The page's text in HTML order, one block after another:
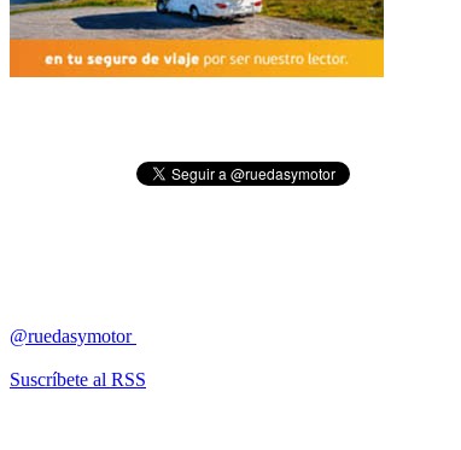
@ruedasymotor
Suscríbete al RSS